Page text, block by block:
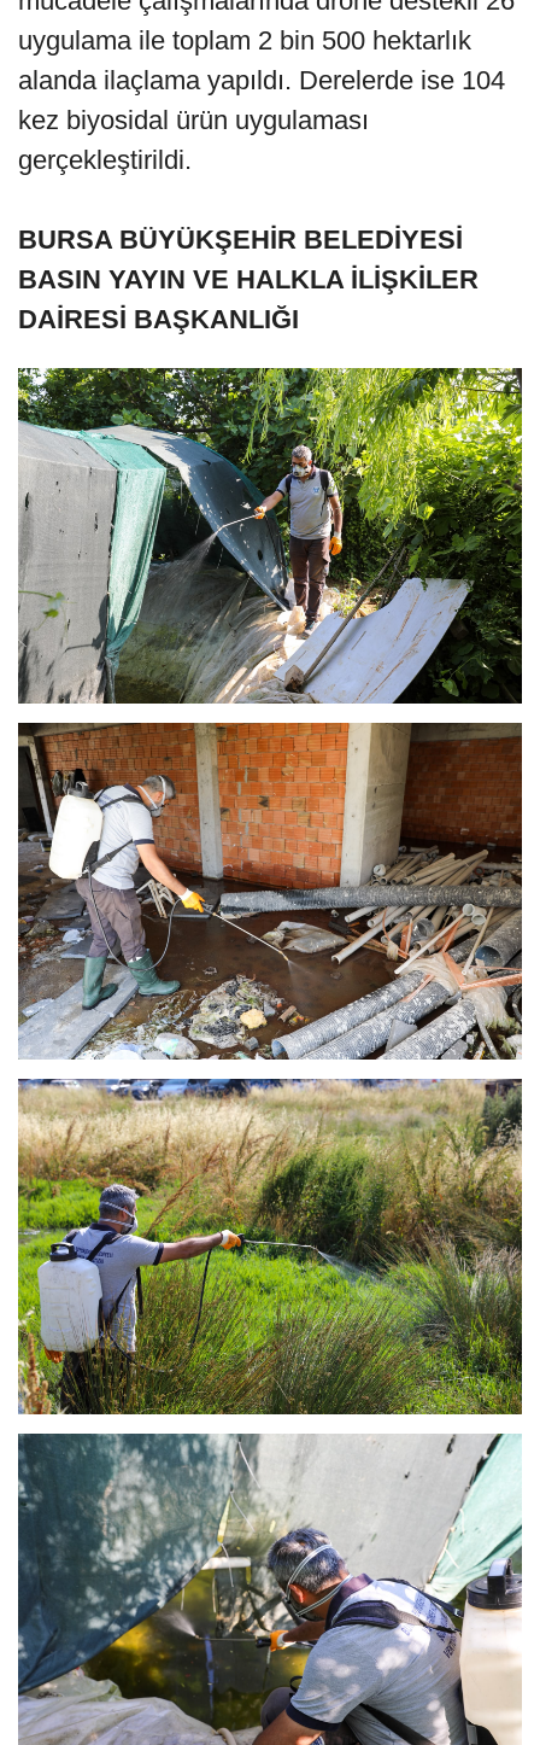
uygulama ile toplam 2 bin 500 hektarlık
alanda ilaçlama yapıldı. Derelerde ise 104
kez biyosidal ürün uygulaması
gerçekleştirildi.
BURSA BÜYÜKŞEHİR BELEDİYESİ
BASIN YAYIN VE HALKLA İLİŞKİLER
DAİRESİ BAŞKANLIĞI